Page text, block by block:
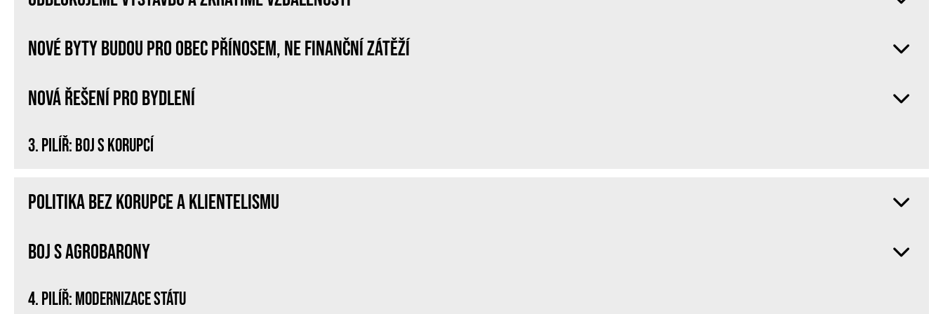
Nové byty budou pro obec přínosem, ne finanční zátěží
Nová řešení pro bydlení
3. PILÍŘ: BOJ S KORUPCÍ
Politika bez korupce a klientelismu
Boj s agrobarony
4. Pilíř: MODERNIZACE STÁTU